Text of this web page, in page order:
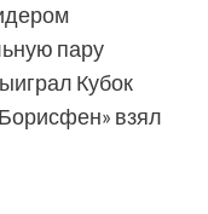
пару
Кубок
взял